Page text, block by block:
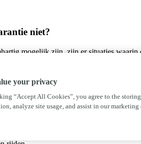
niet?
mogelijk zijn, zijn er situaties waarin
geldt de garantie niet voor
wanneer er sprake is van verkeerd
kunt vertrouwen
op remmen kiest u voor zekerheid,
your privacy
“Accept All Cookies”, you agree to the
analyze site usage, and assist in our marketing